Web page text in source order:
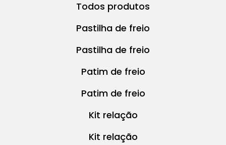
Todos produtos
Pastilha de freio
Pastilha de freio
Patim de freio
Patim de freio
Kit relação
Kit relação